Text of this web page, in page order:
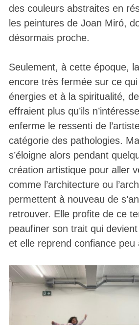
des couleurs abstraites en
les peintures de Joan Miró,
désormais proche.
Seulement, à cette époque,
encore très fermée sur ce
énergies et à la spiritualité,
effraient plus qu’ils
enferme le ressenti de
catégorie des pathologies.
s’éloigne alors pendant
création artistique pour aller
comme l’architecture ou
permettent à nouveau de
retrouver. Elle profite de ce
peaufiner son trait qui
et elle reprend confiance peu